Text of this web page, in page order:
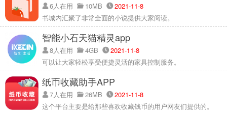
6人在用 10MB
2021-11-8
书城内汇聚了非常全面的小说提供大家阅读。
智能小石天猫精灵app
8人在用 4GB
2021-11-8
可以让大家轻松享受便捷灵活的家具控制服务。
纸币收藏助手APP
7人在用 26MB
2021-11-8
这个平台主要是给那些喜欢收藏钱币的用户网友们提供的。